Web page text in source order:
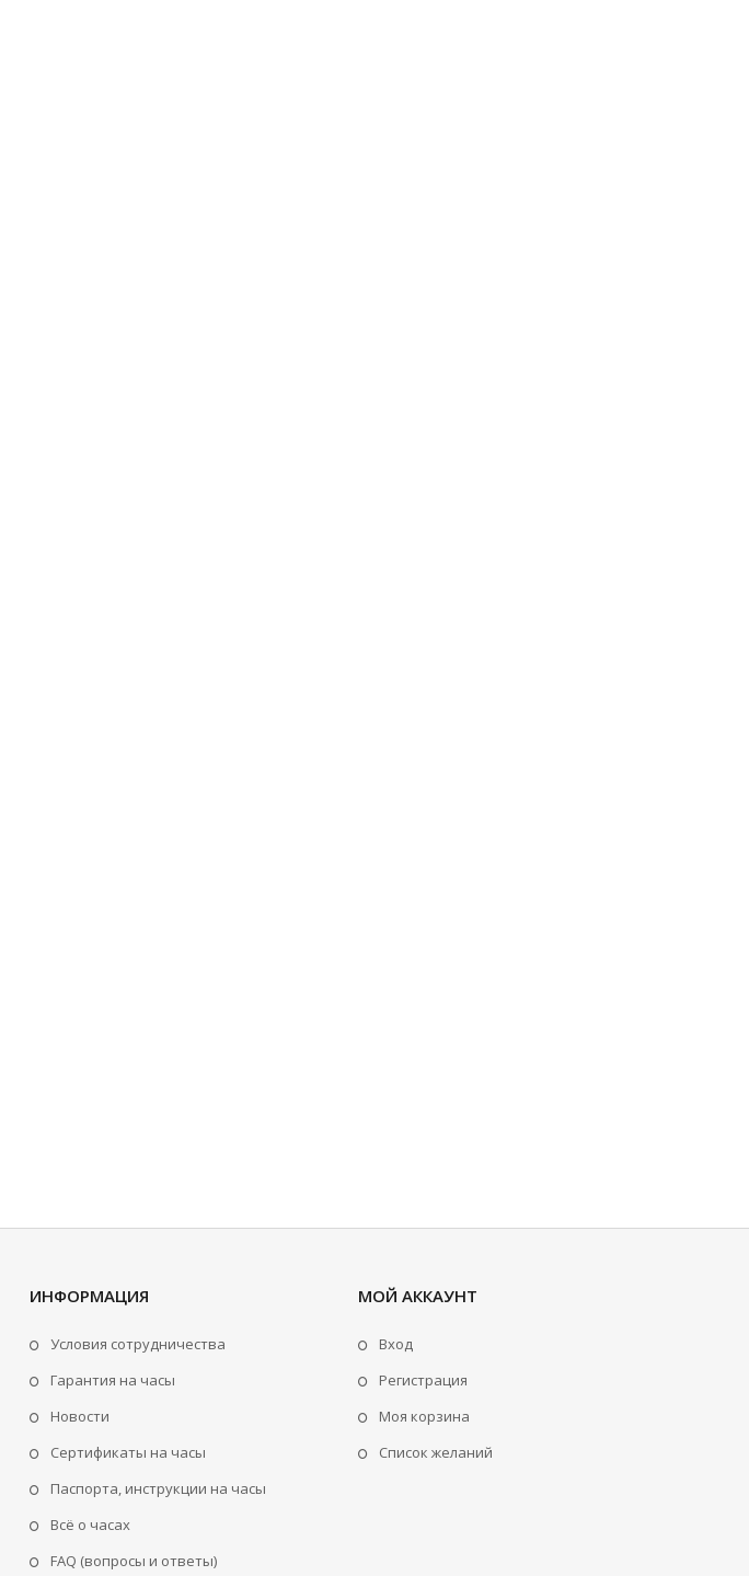
ИНФОРМАЦИЯ
Условия сотрудничества
Гарантия на часы
Новости
Сертификаты на часы
Паспорта, инструкции на часы
Всё о часах
FAQ (вопросы и ответы)
МОЙ АККАУНТ
Вход
Регистрация
Моя корзина
Cписок желаний